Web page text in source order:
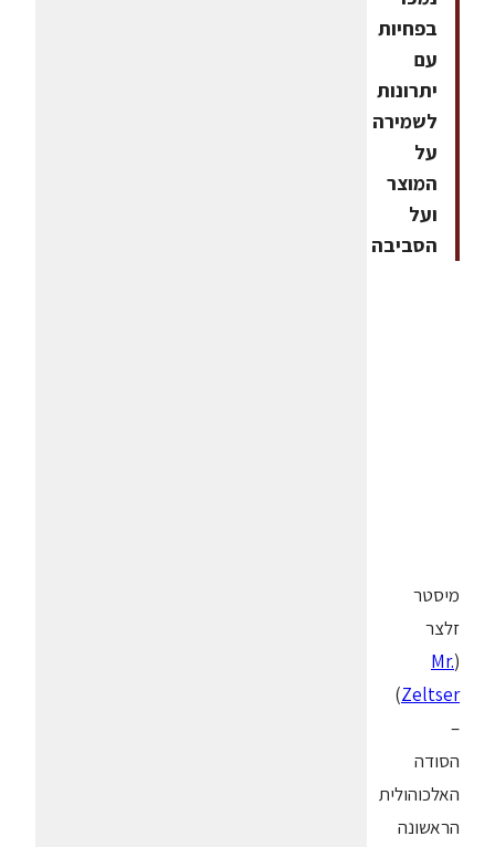
בפחיות
עם
יתרונות
לשמירה
על
המוצר
ועל
הסביבה
מיסטר
זלצר
(
Mr.
Zeltser
)
–
הסודה
האלכוהולית
הראשונה